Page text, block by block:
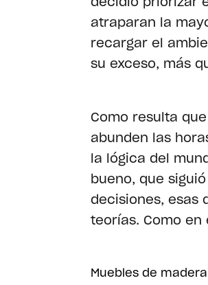
decidió priorizar
atraparan la
recargar el
su exceso, más
Como resulta
abunden las
la lógica del
bueno, que
decisiones, esas
teorías. Como en
Muebles de